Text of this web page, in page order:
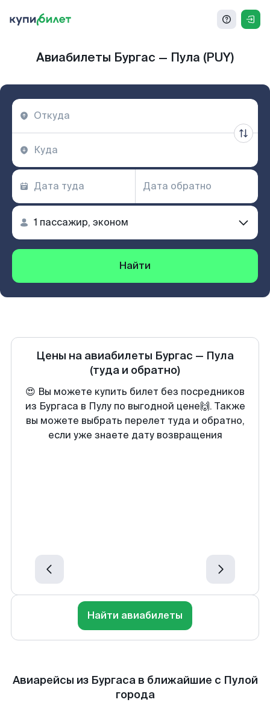
Авиабилеты Бургас — Пула (PUY)
Найти
Цены на авиабилеты Бургас — Пула
(туда и обратно)
😍 Вы можете купить билет без посредников
из Бургаса в Пулу по выгодной цене🙌. Также
вы можете выбрать перелет туда и обратно,
если уже знаете дату возвращения
Найти авиабилеты
Авиарейсы из Бургаса в ближайшие с Пулой
города